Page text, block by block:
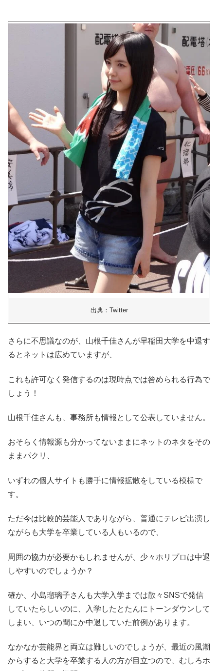
出典：Twitter
さらに不思議なのが、山根千佳さんが早稲田大学を中退す
るとネットは広めていますが、
これも許可なく発信するのは現時点では咎められる行為で
しょう！
山根千佳さんも、事務所も情報として公表していません。
おそらく情報源も分かってないままにネットのネタをその
ままパクリ、
いずれの個人サイトも勝手に情報拡散をしている模様で
す。
ただ今は比較的芸能人でありながら、普通にテレビ出演し
ながらも大学を卒業している人もいるので、
周囲の協力が必要かもしれませんが、少々ホリプロは中退
しやすいのでしょうか？
確か、小島瑠璃子さんも大学入学までは散々SNSで発信
していたらしいのに、入学したとたんにトーンダウンして
しまい、いつの間にか中退していた前例があります。
なかなか芸能界と両立は難しいのでしょうが、最近の風潮
からすると大学を卒業する人の方が目立つので、むしろホ